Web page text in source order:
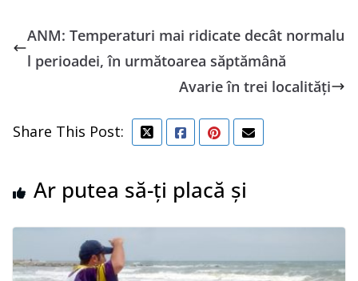
ANM: Temperaturi mai ridicate decât normalu
l perioadei, în următoarea săptămână
Avarie în trei localități
Share This Post:
Ar putea să-ți placă și